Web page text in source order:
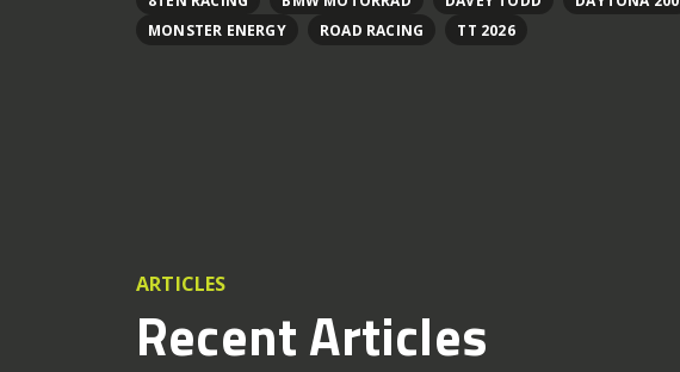
MONSTER ENERGY
ROAD RACING TT 2026
ARTICLES
Recent Articles